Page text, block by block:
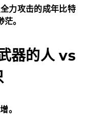
力攻击的成年比特
。
器的人 vs
。